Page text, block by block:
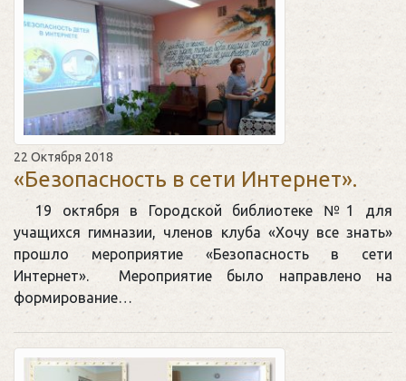
22 Октября 2018
«Безопасность в сети Интернет».
19 октября в Городской библиотеке №1 для
учащихся гимназии, членов клуба «Хочу все знать»
прошло мероприятие «Безопасность в сети
Интернет». Мероприятие было направлено на
формирование…